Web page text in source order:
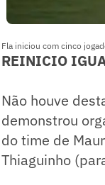
Fla iniciou com cinco
REINICIO
Não houve
demonstrou
do time de
Thiaguinho